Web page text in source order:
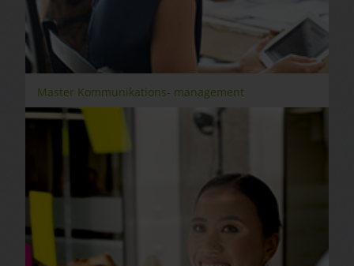
Master Kommunikations- management